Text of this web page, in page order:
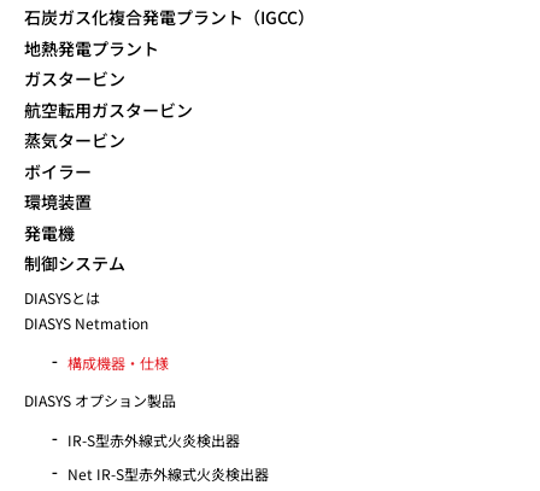
石炭ガス化複合発電プラント（IGCC）
地熱発電プラント
ガスタービン
航空転用ガスタービン
蒸気タービン
ボイラー
環境装置
発電機
制御システム
DIASYSとは
DIASYS Netmation
構成機器・仕様
DIASYS オプション製品
IR-S型赤外線式火炎検出器
Net IR-S型赤外線式火炎検出器